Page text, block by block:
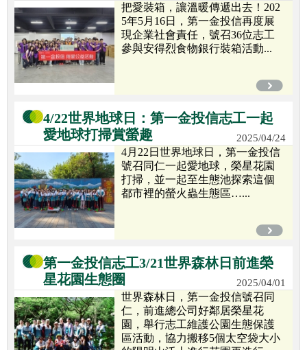
把愛裝箱，讓溫暖傳遞出去！202
5年5月16日，第一金投信再度展
現企業社會責任，號召36位志工
參與安得烈食物銀行裝箱活動...
4/22世界地球日：第一金投信志工一起
愛地球打掃賞螢趣
2025/04/24
4月22日世界地球日，第一金投信
號召同仁一起愛地球，榮星花園
打掃，並一起至生態池探索這個
都市裡的螢火蟲生態區…...
第一金投信志工3/21世界森林日前進榮
星花園生態圈
2025/04/01
世界森林日，第一金投信號召同
仁，前進總公司好鄰居榮星花
園，舉行志工維護公園生態保護
區活動，協力搬移5個太空袋大小